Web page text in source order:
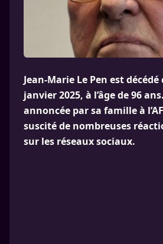
Jean-Marie Le Pen est
janvier 2025, à l’âge de 96
annoncée par sa famille à
suscité de nombreuses
sur les réseaux sociaux.